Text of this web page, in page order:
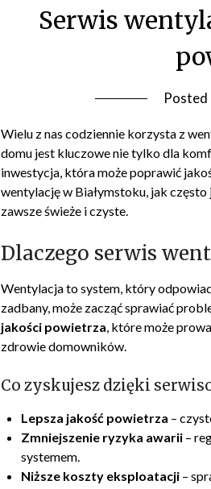
Serwis
Wielu z nas codziennie korzysta z
domu jest kluczowe nie tylko dla
inwestycja, która może poprawić
wentylację w Białymstoku, jak
zawsze świeże i czyste.
Dlaczego serwis
Wentylacja to system, który
zadbany, może zacząć sprawiać
jakości powietrza, które może
zdrowie domowników.
Co zyskujesz dzięki
Lepsza jakość powietrza –
Zmniejszenie ryzyka awarii –
systemem.
Niższe koszty eksploatacji –